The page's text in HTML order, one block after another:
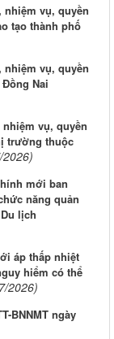
nhiệm vụ, quyền
tạo thành phố
nhiệm vụ, quyền
Nai
vụ, quyền
trường thuộc
2026)
mới ban
năng quản
lịch
áp thấp nhiệt
hiểm có thể
2026)
BNNMT ngày